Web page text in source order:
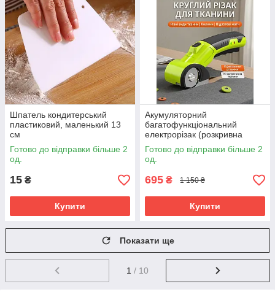
Шпатель кондитерський
пластиковий, маленький 13
см
Готово до відправки більше 2
од.
15 ₴
Купити
Акумуляторний
багатофункціональний
електрорізак (розкривна
машина) різак для тканини
килимину гофрокартону
пластику шкіри.Зелений
Готово до відправки більше 2
од.
695 ₴ 1 150 ₴
Купити
Показати ще
1 / 10